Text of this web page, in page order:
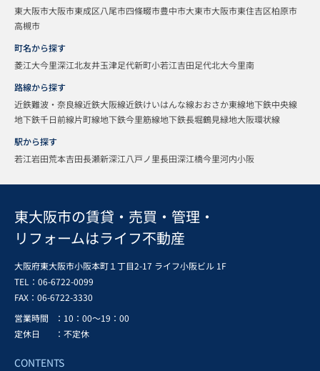
東大阪市大阪市東成区八尾市四條畷市豊中市大東市大阪市東住吉区柏原市
高槻市
町名から探す
菱江大今里深江北友井玉津足代新町小若江吉田足代北大今里南
路線から探す
近鉄難波・奈良線近鉄大阪線近鉄けいはんな線おおさか東線地下鉄中央線
地下鉄千日前線片町線地下鉄今里筋線地下鉄長堀鶴見緑地大阪環状線
駅から探す
若江岩田荒本吉田長瀬新深江八戸ノ里長田深江橋今里河内小阪
東大阪市の賃貸・売買・管理・
リフォームはライフ不動産
大阪府東大阪市小阪本町１丁目2-17 ライフ小阪ビル 1F
TEL：06-6722-0099
FAX： 06-6722-3330
営業時間
：10：00～19：00
定休日
：不定休
CONTENTS